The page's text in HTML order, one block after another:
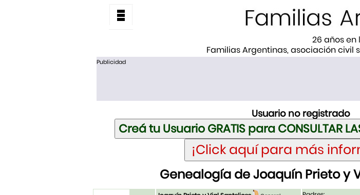
26 años en
Familias Argentinas, asociación civil
Publicidad
Usuario no registrado
Genealogía de Joaquín Prieto y